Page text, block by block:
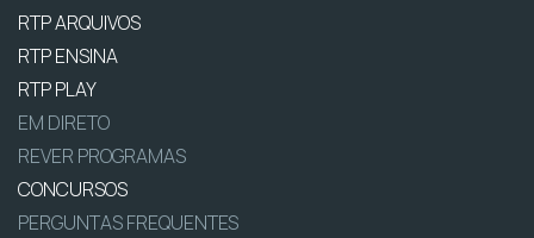
RTP ARQUIVOS
RTP ENSINA
RTP PLAY
EM DIRETO
REVER PROGRAMAS
CONCURSOS
PERGUNTAS FREQUENTES